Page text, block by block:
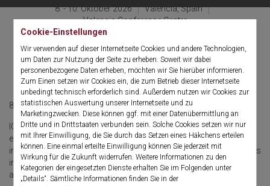
Cookie-Einstellungen
Wir verwenden auf dieser Internetseite Cookies und andere Technologien,
um Daten zur Nutzung der Seite zu erheben. Soweit wir dabei
personenbezogene Daten erheben, möchten wir Sie hierüber informieren.
Zum Einen setzen wir Cookies ein, die zum Betrieb dieser Internetseite
unbedingt technisch erforderlich sind. Außerdem nutzen wir Cookies zur
statistischen Auswertung unserer Internetseite und zu
Marketingzwecken. Diese können ggf. mit einer Datenübermittlung an
Dritte und in Drittstaaten verbunden sein. Solche Cookies setzen wir nur
mit Ihrer Einwilligung, die Sie durch das Setzen eines Häkchens erteilen
können. Eine einmal erteilte Einwilligung können Sie jederzeit mit
Wirkung für die Zukunft widerrufen. Weitere Informationen zu den
Kategorien der eingesetzten Dienste erhalten Sie im Folgenden unter
„Details“. Sämtliche Informationen finden Sie in der
8. - 10. Oktober 2026
Valencia, Spain
Valencia Conference Centre
International Conference
on Endourology (ICE26)
8. - 10. Oktober 2026 English
ICE26 will build on the success of the 2025 edition, covering all
endourological procedures, both upper and lower urinary tract,
including prostate and urothelial tumours. The latest developments
in urinary stones, focal therapy and laparoscopic technology will
also be discussed.